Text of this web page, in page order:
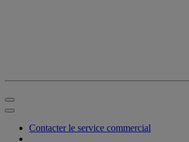
Contacter le service commercial